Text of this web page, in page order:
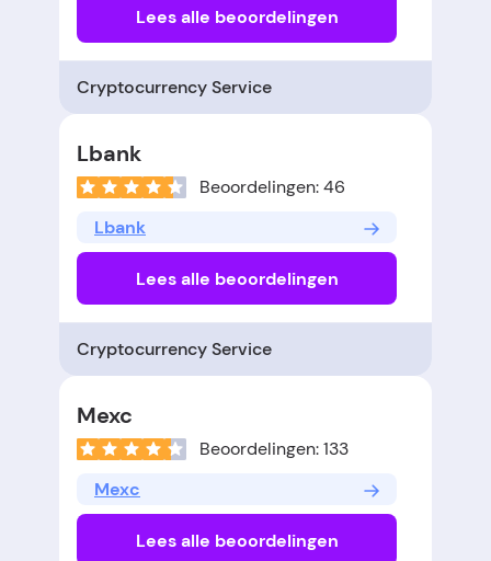
Lees alle beoordelingen
Cryptocurrency Service
Lbank
Beoordelingen: 46
Lbank
Lees alle beoordelingen
Cryptocurrency Service
Mexc
Beoordelingen: 133
Mexc
Lees alle beoordelingen